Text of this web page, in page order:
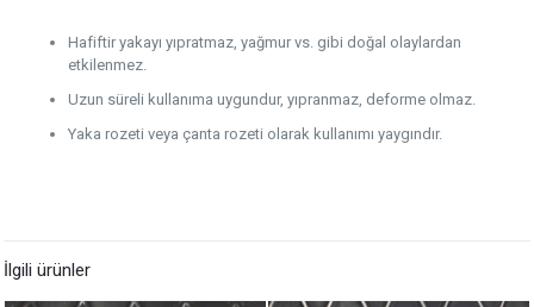
Hafiftir yakayı yıpratmaz, yağmur vs. gibi doğal olaylardan
etkilenmez.
Uzun süreli kullanıma uygundur, yıpranmaz, deforme olmaz.
Yaka rozeti veya çanta rozeti olarak kullanımı yaygındır.
İlgili ürünler